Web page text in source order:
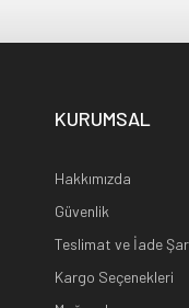
KURUMSAL
Hakkımızda
Güvenlik
Teslimat ve İade
Kargo Seçenekleri